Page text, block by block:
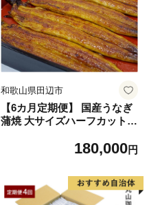
和歌山県田辺市
【6カ月定期便】 国産うなぎ
蒲焼 大サイズハーフカット
袋セット×6回 / 国産うなぎ 国
国産 【ots036-tk】
180,000円